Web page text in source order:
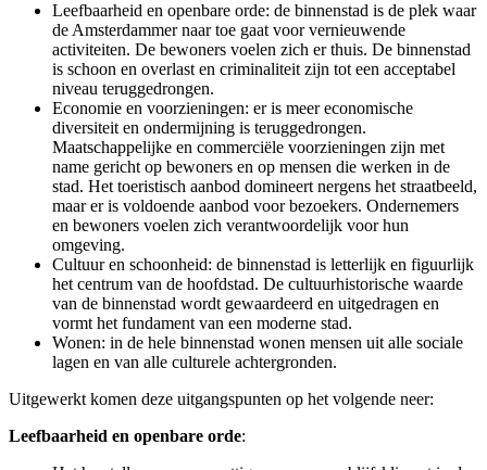
Leefbaarheid en openbare orde: de binnenstad is de plek waar
de Amsterdammer naar toe gaat voor vernieuwende
activiteiten. De bewoners voelen zich er thuis. De binnenstad
is schoon en overlast en criminaliteit zijn tot een acceptabel
niveau teruggedrongen.
Economie en voorzieningen: er is meer economische
diversiteit en ondermijning is teruggedrongen.
Maatschappelijke en commerciële voorzieningen zijn met
name gericht op bewoners en op mensen die werken in de
stad. Het toeristisch aanbod domineert nergens het straatbeeld,
maar er is voldoende aanbod voor bezoekers. Ondernemers
en bewoners voelen zich verantwoordelijk voor hun
omgeving.
Cultuur en schoonheid: de binnenstad is letterlijk en figuurlijk
het centrum van de hoofdstad. De cultuurhistorische waarde
van de binnenstad wordt gewaardeerd en uitgedragen en
vormt het fundament van een moderne stad.
Wonen: in de hele binnenstad wonen mensen uit alle sociale
lagen en van alle culturele achtergronden.
Uitgewerkt komen deze uitgangspunten op het volgende neer:
Leefbaarheid en openbare orde: